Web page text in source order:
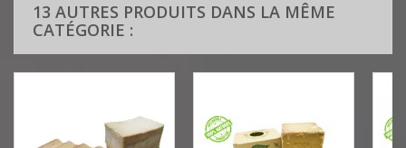
13 AUTRES PRODUITS DANS LA MÊME
CATÉGORIE :